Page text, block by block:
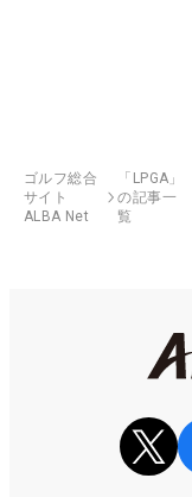
ゴルフ総合
サイト
ALBA Net
「LPGA」
の記事一
覧